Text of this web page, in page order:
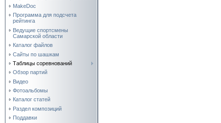
MakeDoc
Программа для подсчета
рейтинга
Ведущие спортсмены
Самарской области
Каталог файлов
Сайты по шашкам
Таблицы соревнований
Обзор партий
Видео
Фотоальбомы
Каталог статей
Раздел композиций
Поддавки